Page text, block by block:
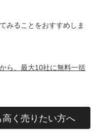
みることをおすすめしま
ら、最大10社に無料一括
く売りたい方へ